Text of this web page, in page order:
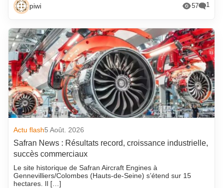
piwi 57 1
Actu flash5 Août. 2026
Safran News : Résultats record, croissance industrielle,
succès commerciaux
Le site historique de Safran Aircraft Engines à
Gennevilliers/Colombes (Hauts-de-Seine) s’étend sur 15
hectares. Il […]